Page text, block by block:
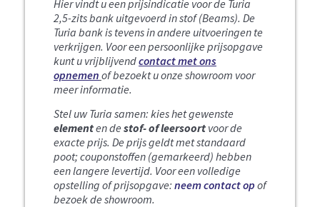
Hier vindt u een prijsindicatie voor de Turia
2,5-zits bank uitgevoerd in stof (Beams). De
Turia bank is tevens in andere uitvoeringen te
verkrijgen. Voor een persoonlijke prijsopgave
kunt u vrijblijvendcontact met ons
opnemen of bezoekt u onze showroom voor
meer informatie.
Stel uw Turia samen: kies het gewenste
elementen de stof- of leersoort voor de
exacte prijs. De prijs geldt met standaard
poot; couponstoffen (gemarkeerd) hebben
een langere levertijd. Voor een volledige
opstelling of prijsopgave: neem contact op of
bezoek de showroom.